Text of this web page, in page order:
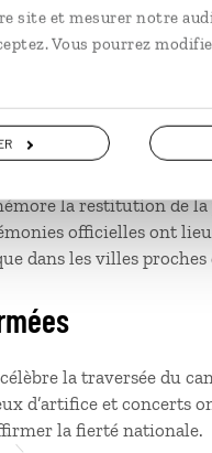
et mesurer notre
Vous pourrez
elle
Nil ou sur la corniche. On
du Sinaï
la restitution de
officielles ont
dans les villes proches
la traversée du
d’artifice et concerts
la fierté nationale.